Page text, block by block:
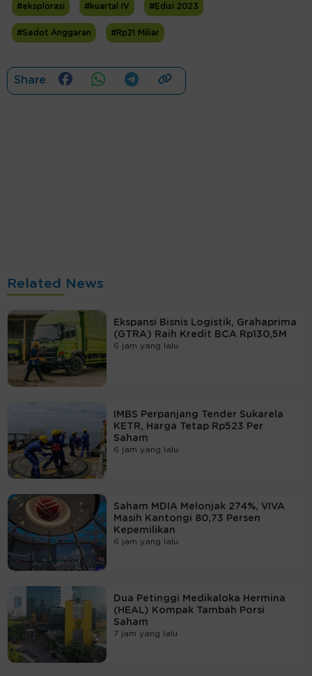
#eksplorasi #kuartal IV #Edisi 2023
#Sedot Anggaran #Rp21 Miliar
Share
Related News
Ekspansi Bisnis Logistik, Grahaprima
(GTRA) Raih Kredit BCA Rp130,5M
6 jam yang lalu
IMBS Perpanjang Tender Sukarela
KETR, Harga Tetap Rp523 Per
Saham
6 jam yang lalu
Saham MDIA Melonjak 274%, VIVA
Masih Kantongi 80,73 Persen
Kepemilikan
6 jam yang lalu
Dua Petinggi Medikaloka Hermina
(HEAL) Kompak Tambah Porsi
Saham
7 jam yang lalu